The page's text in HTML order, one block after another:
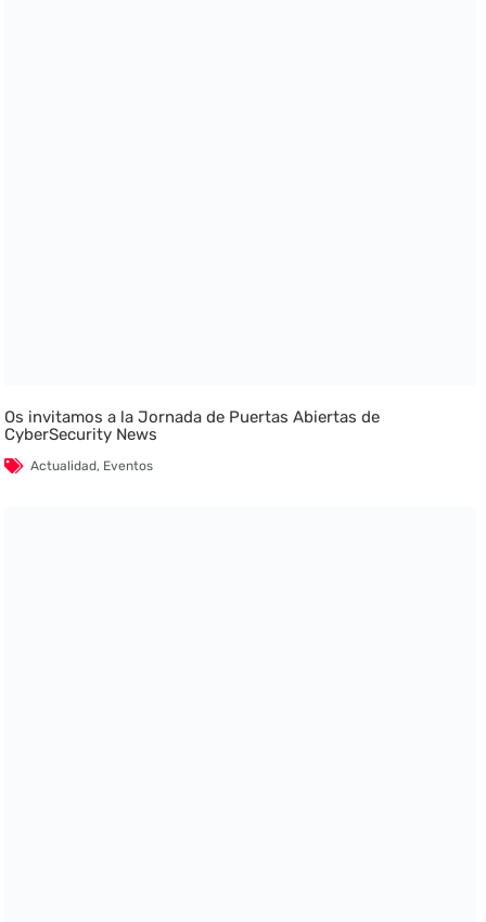
Os invitamos a la Jornada de Puertas Abiertas de
CyberSecurity News
Actualidad, Eventos